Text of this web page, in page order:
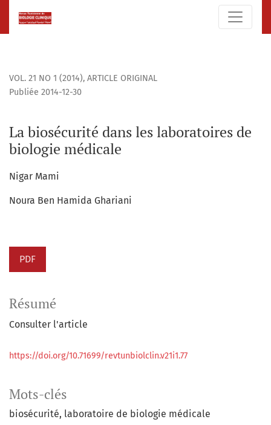
La biosécurité dans les laboratoires de biologie médicale
VOL. 21 NO 1 (2014), ARTICLE ORIGINAL
La biosécurité dans les laboratoires de
biologie médicale
Publiée 2014-12-30
Nigar Mami
Noura Ben Hamida Ghariani
PDF
Mots-clés
biosécurité laboratoire de biologie médicale
Résumé
Consulter l'article
https://doi.org/10.71699/revtunbiolclin.v21i1.77